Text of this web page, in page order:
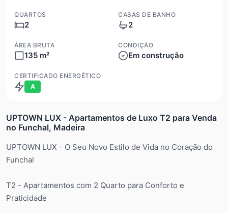
QUARTOS
2
CASAS DE BANHO
2
ÁREA BRUTA
135 m²
CONDIÇÃO
Em construção
CERTIFICADO ENERGÉTICO
A
UPTOWN LUX - Apartamentos de Luxo T2 para Venda
no Funchal, Madeira
UPTOWN LUX - O Seu Novo Estilo de Vida no Coração do
Funchal
T2 - Apartamentos com 2 Quarto para Conforto e
Praticidade